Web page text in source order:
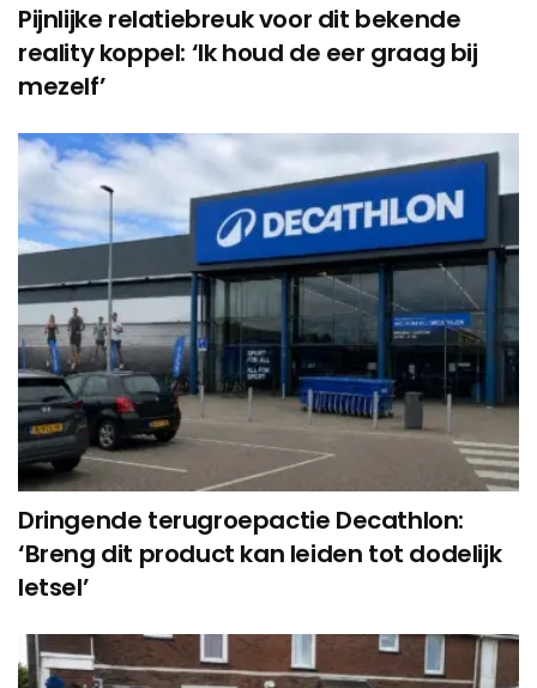
Pijnlijke relatiebreuk voor dit bekende
reality koppel: ‘Ik houd de eer graag bij
mezelf’
Dringende terugroepactie Decathlon:
‘Breng dit product kan leiden tot dodelijk
letsel’